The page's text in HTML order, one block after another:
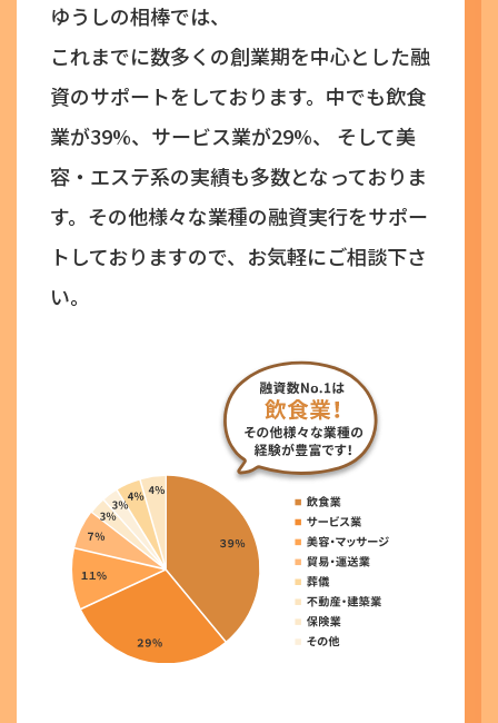
ゆうしの相棒では、
これまでに数多くの創業期を中心とした融
資のサポートをしております。 中でも飲食
業が39%、サービス業が29%、
そして美
容・エステ系の実績も多数となっておりま
す。その他様々な業種の融資実行をサポー
トしておりますので、お気軽にご相談下さ
い。